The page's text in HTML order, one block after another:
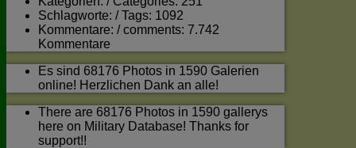
Schlagworte: / Tags: 1092
Kommentare: / comments: 7.742
Kommentare
Es sind 68176 Photos in 1590 Galerien
online! Herzlichen Dank an alle!
There are 68176 Photos in 1590 gallerys
here on Military Database! Thanks for
support!!